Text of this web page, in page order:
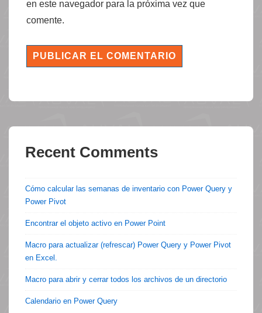
en este navegador para la próxima vez que
comente.
Recent Comments
Cómo calcular las semanas de inventario con Power Query y
Power Pivot
Encontrar el objeto activo en Power Point
Macro para actualizar (refrescar) Power Query y Power Pivot
en Excel.
Macro para abrir y cerrar todos los archivos de un directorio
Calendario en Power Query